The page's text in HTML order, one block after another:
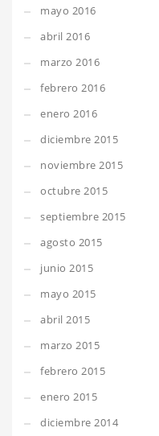
mayo 2016
abril 2016
marzo 2016
febrero 2016
enero 2016
diciembre 2015
noviembre 2015
octubre 2015
septiembre 2015
agosto 2015
junio 2015
mayo 2015
abril 2015
marzo 2015
febrero 2015
enero 2015
diciembre 2014